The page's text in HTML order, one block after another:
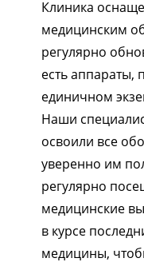
Клиника
медицинским
регулярно
есть аппараты,
единичном
Наши
освоили все
уверенно им
регулярно
медицинские
в курсе
медицины,